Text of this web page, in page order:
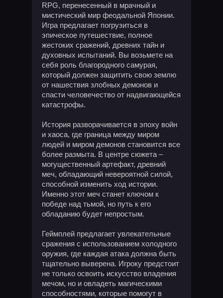
RPG, перенесенный в мрачный и
мистический мир феодальной Японии.
Игра предлагает погрузиться в
эпическое путешествие, полное
жестоких сражений, древних тайн и
духовных испытаний. Вы возьмете на
себя роль благородного самурая,
который должен защитить свою землю
от нашествия злобных демонов и
спасти человечество от надвигающейся
катастрофы.
История разворачивается в эпоху войн
и хаоса, где граница между миром
людей и миром демонов становится все
более размыта. В центре сюжета –
могущественный артефакт, древний
меч, обладающий невероятной силой,
способной изменить ход истории.
Именно этот меч станет ключом к
победе над тьмой, но путь к его
обладанию будет непростым.
Геймплей предлагает увлекательные
сражения с использованием холодного
оружия, где каждая атака должна быть
тщательно выверена. Игроку предстоит
не только освоить искусство владения
мечом, но и овладеть магическими
способностями, которые помогут в